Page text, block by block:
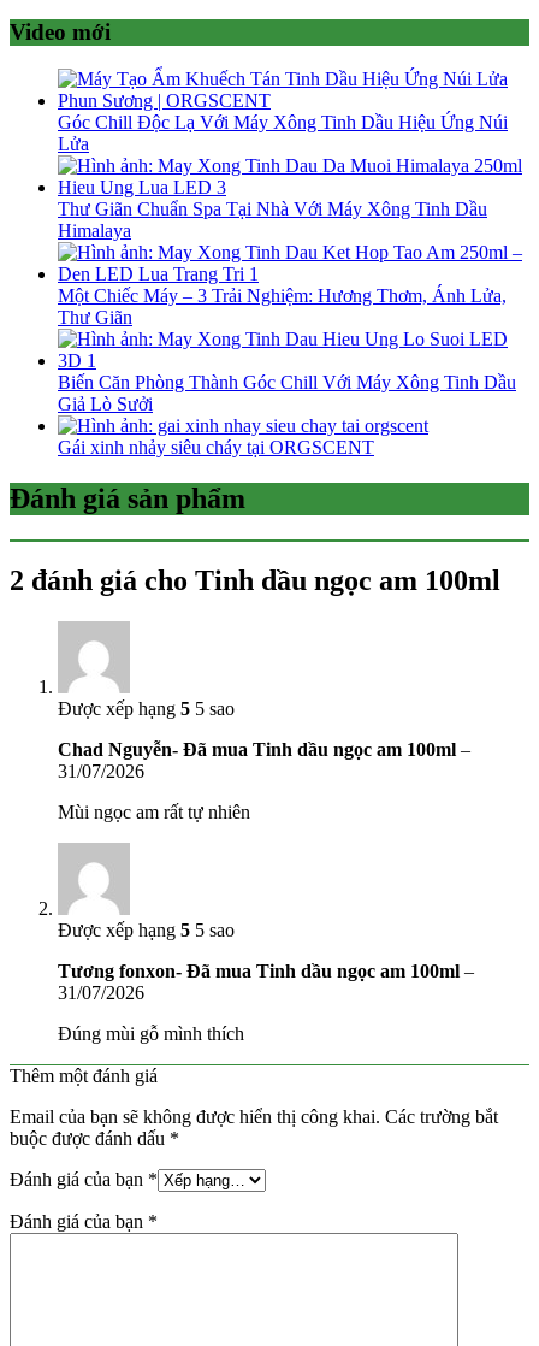
Video mới
Góc Chill Độc Lạ Với Máy Xông Tinh Dầu Hiệu Ứng Núi
Lửa
Thư Giãn Chuẩn Spa Tại Nhà Với Máy Xông Tinh Dầu
Himalaya
Một Chiếc Máy – 3 Trải Nghiệm: Hương Thơm, Ánh Lửa,
Thư Giãn
Biến Căn Phòng Thành Góc Chill Với Máy Xông Tinh Dầu
Giả Lò Sưởi
Gái xinh nhảy siêu cháy tại ORGSCENT
Đánh giá sản phẩm
2 đánh giá cho Tinh dầu ngọc am 100ml
Được xếp hạng 5 5 sao
Chad Nguyễn- Đã mua Tinh dầu ngọc am 100ml –
31/07/2026
Mùi ngọc am rất tự nhiên
Được xếp hạng 5 5 sao
Tương fonxon- Đã mua Tinh dầu ngọc am 100ml –
31/07/2026
Đúng mùi gỗ mình thích
Thêm một đánh giá
Email của bạn sẽ không được hiển thị công khai. Các trường bắt
buộc được đánh dấu *
Đánh giá của bạn *
Đánh giá của bạn *